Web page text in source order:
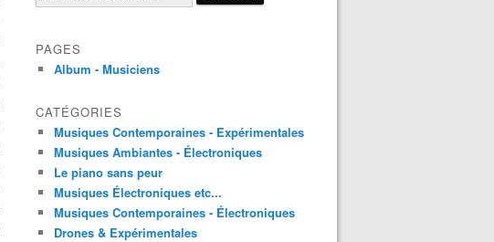
PAGES
Album - Musiciens
CATÉGORIES
Musiques Contemporaines - Expérimentales
Musiques Ambiantes - Électroniques
Le piano sans peur
Musiques Électroniques etc...
Musiques Contemporaines - Électroniques
Drones & Expérimentales